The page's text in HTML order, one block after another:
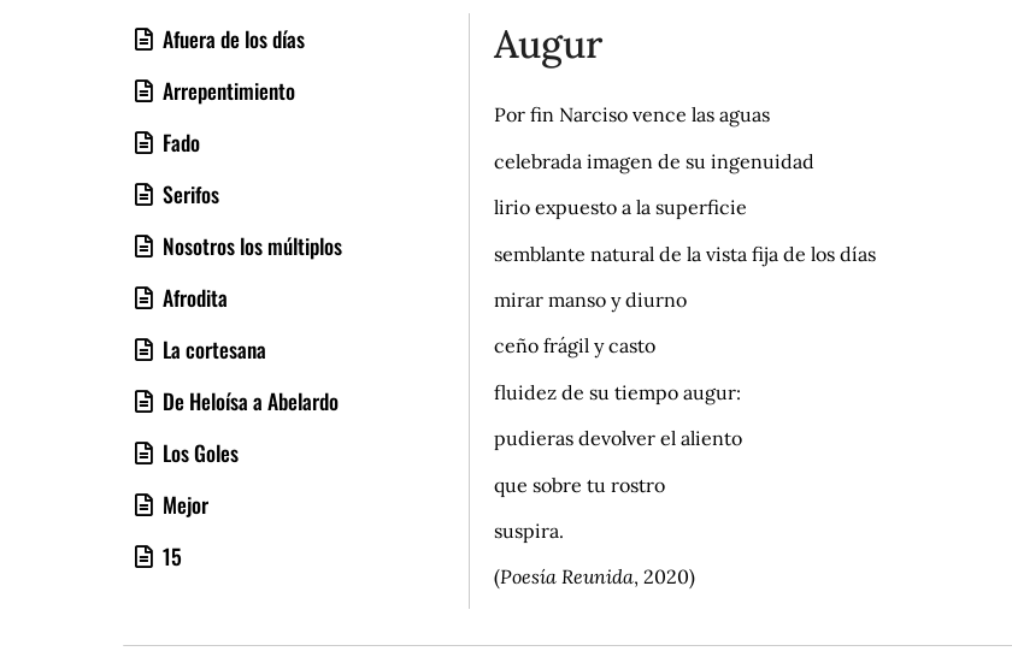
Afuera de los días
Arrepentimiento
Fado
Serifos
Nosotros los múltiplos
Afrodita
La cortesana
De Heloísa a Abelardo
Los Goles
Mejor
15
Augur
Por fin Narciso vence las aguas
celebrada imagen de su ingenuidad
lirio expuesto a la superficie
semblante natural de la vista fija de los días
mirar manso y diurno
ceño frágil y casto
fluidez de su tiempo augur:
pudieras devolver el aliento
que sobre tu rostro
suspira.
(Poesía Reunida, 2020)